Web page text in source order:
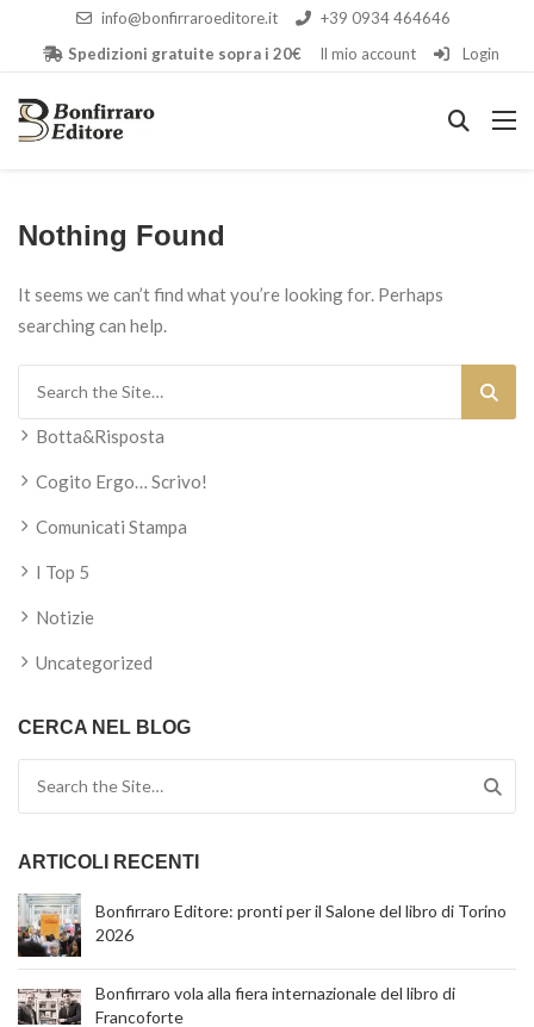
info@bonfirraroeditore.it
+39 0934 464646
Spedizioni gratuite sopra i 20€
Il mio account Login
Nothing Found
It seems we can’t find what you’re looking for. Perhaps
searching can help.
Botta&Risposta
Cogito Ergo… Scrivo!
Comunicati Stampa
I Top 5
Notizie
Uncategorized
CERCA NEL BLOG
ARTICOLI RECENTI
Bonfirraro Editore: pronti per il Salone del libro di Torino
2026
Bonfirraro vola alla fiera internazionale del libro di
Francoforte